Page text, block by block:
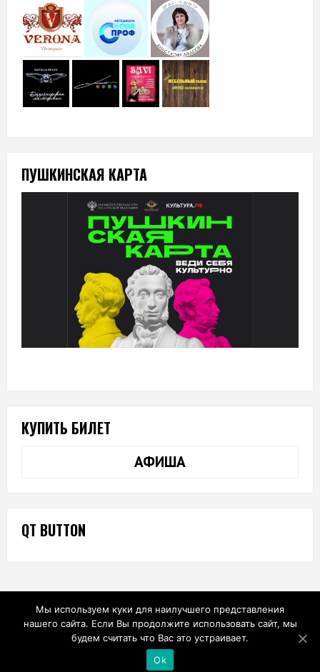
ПУШКИНСКАЯ КАРТА
КУПИТЬ БИЛЕТ
АФИША
QT BUTTON
Мы используем куки для наилучшего представления
нашего сайта. Если Вы продолжите использовать сайт, мы
будем считать что Вас это устраивает.
Ok